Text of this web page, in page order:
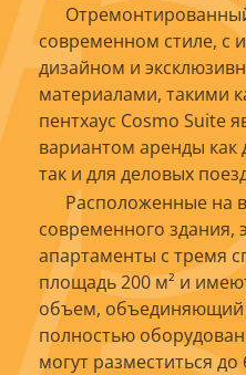
современном стиле, с
дизайном и
материалами, такими
пентхаус Cosmo Suite
вариантом аренды как
так и для деловых
Расположенные на
современного здания,
апартаменты с тремя
площадь 200 м² и
объем, объединяющий
полностью
могут разместиться до